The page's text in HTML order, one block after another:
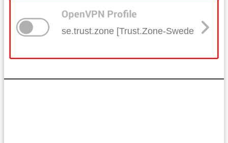
se.trust.zone [Trust.Zone-Sweden]